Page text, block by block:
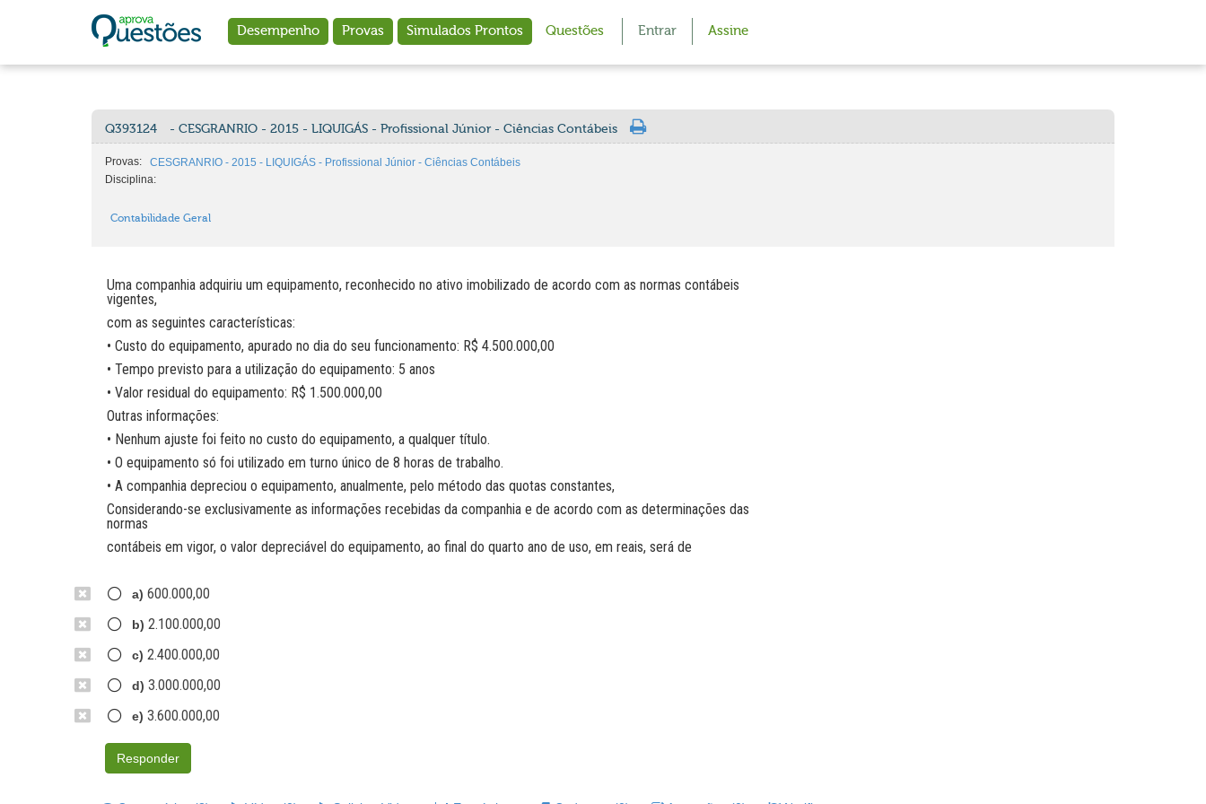
Desempenho Provas Simulados Prontos Questões Entrar Assine
Q393124 - CESGRANRIO - 2015 - LIQUIGÁS - Profissional Júnior - Ciências Contábeis
Provas:
CESGRANRIO - 2015 - LIQUIGÁS - Profissional Júnior - Ciências Contábeis
Disciplina:
Contabilidade Geral
Uma companhia adquiriu um equipamento, reconhecido no ativo imobilizado de acordo com as normas contábeis
vigentes,
com as seguintes características:
• Custo do equipamento, apurado no dia do seu funcionamento: R$ 4.500.000,00
• Tempo previsto para a utilização do equipamento: 5 anos
• Valor residual do equipamento: R$ 1.500.000,00
Outras informações:
• Nenhum ajuste foi feito no custo do equipamento, a qualquer título.
• O equipamento só foi utilizado em turno único de 8 horas de trabalho.
• A companhia depreciou o equipamento, anualmente, pelo método das quotas constantes,
Considerando-se exclusivamente as informações recebidas da companhia e de acordo com as determinações das
normas
contábeis em vigor, o valor depreciável do equipamento, ao final do quarto ano de uso, em reais, será de
a) 600.000,00
b) 2.100.000,00
c) 2.400.000,00
d) 3.000.000,00
e) 3.600.000,00
Responder